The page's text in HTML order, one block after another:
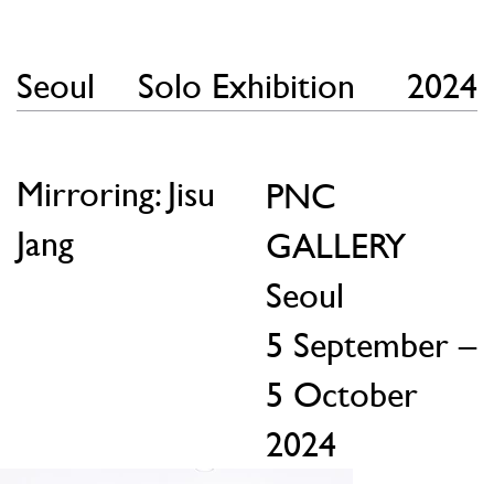
Seoul
Mirroring: Jisu
Jang
Solo Exhibition 2024
PNC
GALLERY
Seoul
5 September –
5 October
2024